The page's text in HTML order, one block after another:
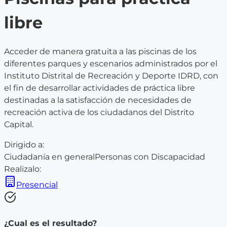
libre
Acceder de manera gratuita a las piscinas de los
diferentes parques y escenarios administrados por el
Instituto Distrital de Recreación y Deporte IDRD, con
el fin de desarrollar actividades de práctica libre
destinadas a la satisfacción de necesidades de
recreación activa de los ciudadanos del Distrito
Capital.
Dirigido a:
Ciudadanía en generalPersonas con Discapacidad
Realizalo:
Presencial
¿Cual es el resultado?